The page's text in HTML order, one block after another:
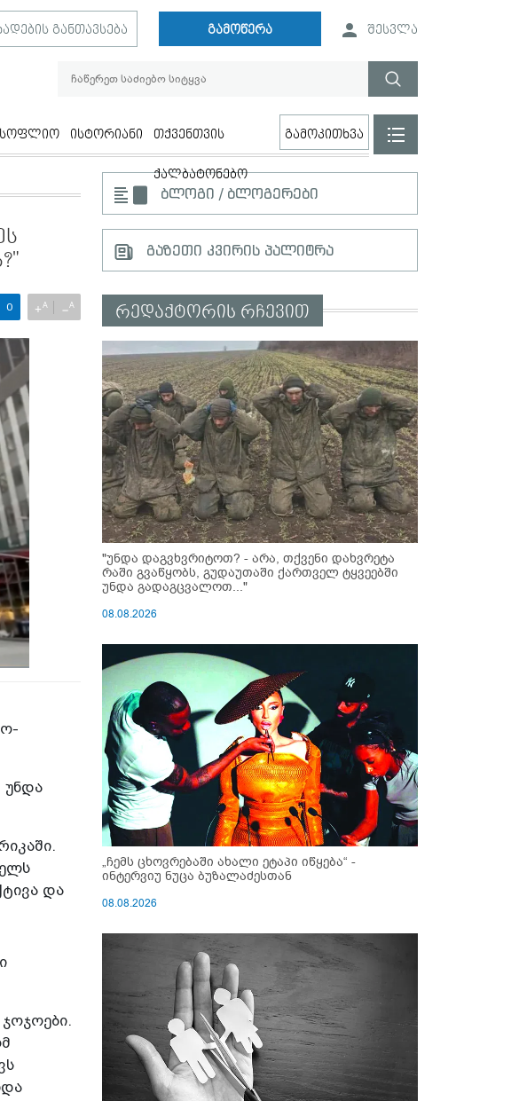
განთავსება გამოწერა შესვლა
ისტორიანი თქვენთვის
ქალბატონებო
გამოკითხვა
0 +A −A
უნდა
და
ბლოგი / ბლოგერები
გაზეთი კვირის პალიტრა
რედაქტორის რჩევით
"უნდა დაგვხვრიტოთ? - არა, თქვენი დახვრეტა
რაში გვაწყობს, გუდაუთაში ქართველ ტყვეებში
უნდა გადაგცვალოთ..."
08.08.2026
„ჩემს ცხოვრებაში ახალი ეტაპი იწყება“ -
ინტერვიუ ნუცა ბუზალაძესთან
08.08.2026